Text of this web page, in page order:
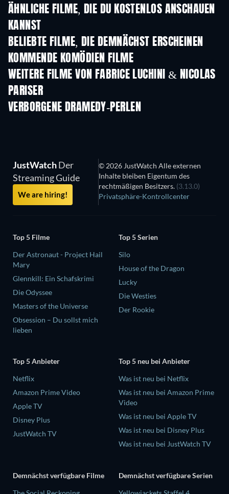
ÄHNLICHE FILME, DIE DU KOSTENLOS ANSCHAUEN
KANNST
BELIEBTE FILME, DIE DEMNÄCHST ERSCHEINEN
KOMMENDE KOMÖDIEN FILME
WEITERE FILME VON FABRICE LUCHINI & NICOLAS
PARISER
VERBORGENE DRAMEDY-PERLEN
JustWatchDer
Streaming Guide
We are hiring!
© 2026 JustWatch Alle externen
Inhalte bleiben Eigentum des
rechtmäßigen Besitzers. (3.13.0)
Privatsphäre-Kontrollcenter
Top 5 Filme
Der Astronaut - Project Hail
Mary
Glennkill: Ein Schafskrimi
Die Odyssee
Masters of the Universe
Obsession – Du sollst mich
lieben
Top 5 Serien
Silo
House of the Dragon
Lucky
Die Westies
Der Rookie
Top 5 Anbieter
Netflix
Amazon Prime Video
Apple TV
Disney Plus
JustWatch TV
Top 5 neu bei Anbieter
Was ist neu bei Netflix
Was ist neu bei Amazon Prime
Video
Was ist neu bei Apple TV
Was ist neu bei Disney Plus
Was ist neu bei JustWatch TV
Demnächst verfügbare Filme
Demnächst verfügbare Serien